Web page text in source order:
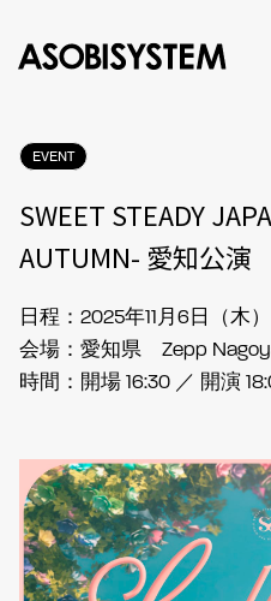
EVENT
SWEET STEADY
AUTUMN- 愛知公演
日程：2025年11月6日（木）
会場：愛知県 Zepp
時間：開場 16:30 ／ 開演